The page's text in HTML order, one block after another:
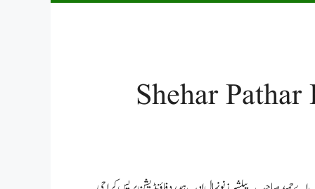
Shehar